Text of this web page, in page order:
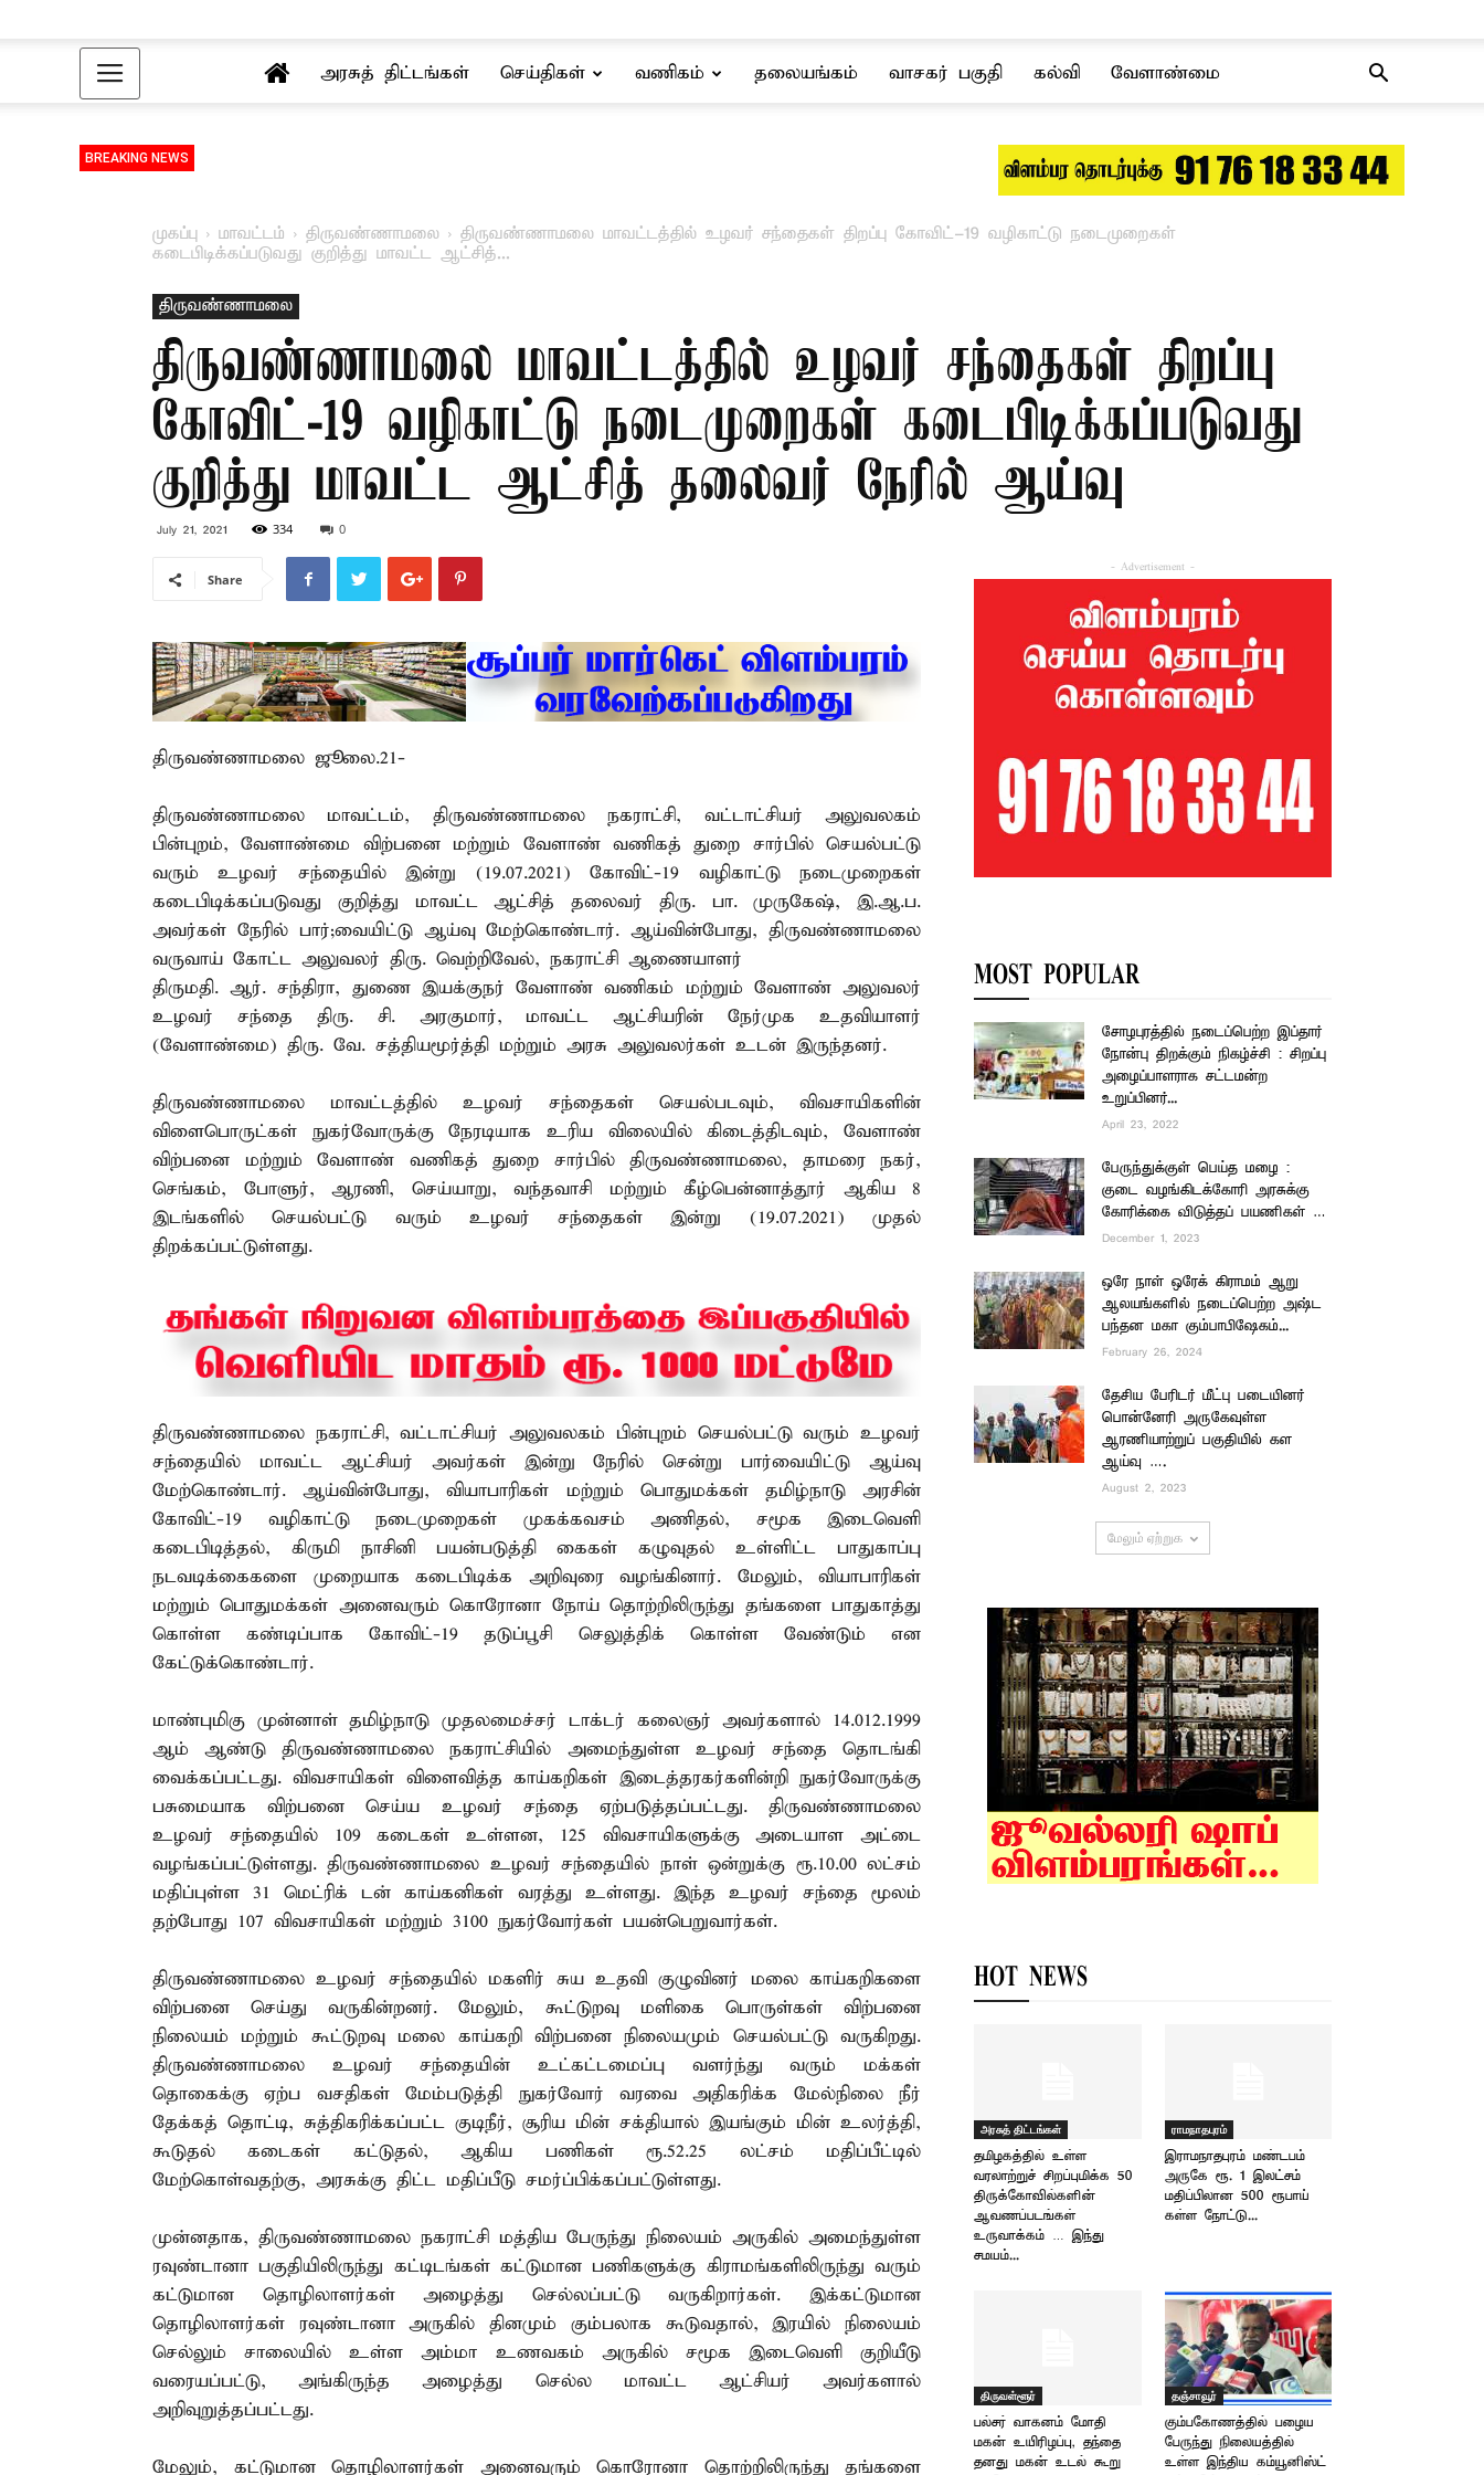
அரசுத் திட்டங்கள் செய்திகள் வணிகம் தலையங்கம் வாசகர் பகுதி கல்வி வேளாண்மை
BREAKING NEWS
முகப்பு மாவட்டம் திருவண்ணாமலை
திருவண்ணாமலை மாவட்டத்தில் உழவர் சந்தைகள் திறப்பு கோவிட்-19 வழிகாட்டு நடைமுறைகள்
கடைபிடிக்கப்படுவது குறித்து மாவட்ட ஆட்சித்...
திருவண்ணாமலை
திருவண்ணாமலை மாவட்டத்தில் உழவர் சந்தைகள் திறப்பு
கோவிட்-19 வழிகாட்டு நடைமுறைகள் கடைபிடிக்கப்படுவது
குறித்து மாவட்ட ஆட்சித் தலைவர் நேரில் ஆய்வு
July 21, 2021 334 0
Share
திருவண்ணாமலை ஜூலை.21-
திருவண்ணாமலை மாவட்டம், திருவண்ணாமலை நகராட்சி, வட்டாட்சியர் அலுவலகம்
பின்புறம், வேளாண்மை விற்பனை மற்றும் வேளாண் வணிகத் துறை சார்பில் செயல்பட்டு
வரும் உழவர் சந்தையில் இன்று (19.07.2021) கோவிட்-19 வழிகாட்டு நடைமுறைகள்
கடைபிடிக்கப்படுவது குறித்து மாவட்ட ஆட்சித் தலைவர் திரு. பா. முருகேஷ், இ.ஆ.ப.
அவர்கள் நேரில் பார்;வையிட்டு ஆய்வு மேற்கொண்டார். ஆய்வின்போது, திருவண்ணாமலை
வருவாய் கோட்ட அலுவலர் திரு. வெற்றிவேல், நகராட்சி ஆணையாளர்
திருமதி. ஆர். சந்திரா, துணை இயக்குநர் வேளாண் வணிகம் மற்றும் வேளாண் அலுவலர்
உழவர் சந்தை திரு. சி. அரகுமார், மாவட்ட ஆட்சியரின் நேர்முக உதவியாளர்
(வேளாண்மை) திரு. வே. சத்தியமூர்த்தி மற்றும் அரசு அலுவலர்கள் உடன் இருந்தனர்.
திருவண்ணாமலை மாவட்டத்தில் உழவர் சந்தைகள் செயல்படவும், விவசாயிகளின்
விளைபொருட்கள் நுகர்வோருக்கு நேரடியாக உரிய விலையில் கிடைத்திடவும், வேளாண்
விற்பனை மற்றும் வேளாண் வணிகத் துறை சார்பில் திருவண்ணாமலை, தாமரை நகர்,
செங்கம், போளுர், ஆரணி, செய்யாறு, வந்தவாசி மற்றும் கீழ்பென்னாத்தூர் ஆகிய 8
இடங்களில் செயல்பட்டு வரும் உழவர் சந்தைகள் இன்று (19.07.2021) முதல்
திறக்கப்பட்டுள்ளது.
திருவண்ணாமலை நகராட்சி, வட்டாட்சியர் அலுவலகம் பின்புறம் செயல்பட்டு வரும் உழவர்
சந்தையில் மாவட்ட ஆட்சியர் அவர்கள் இன்று நேரில் சென்று பார்வையிட்டு ஆய்வு
மேற்கொண்டார். ஆய்வின்போது, வியாபாரிகள் மற்றும் பொதுமக்கள் தமிழ்நாடு அரசின்
கோவிட்-19 வழிகாட்டு நடைமுறைகள் முகக்கவசம் அணிதல், சமூக இடைவெளி
கடைபிடித்தல், கிருமி நாசினி பயன்படுத்தி கைகள் கழுவுதல் உள்ளிட்ட பாதுகாப்பு
நடவடிக்கைகளை முறையாக கடைபிடிக்க அறிவுரை வழங்கினார். மேலும், வியாபாரிகள்
மற்றும் பொதுமக்கள் அனைவரும் கொரோனா நோய் தொற்றிலிருந்து தங்களை பாதுகாத்து
கொள்ள கண்டிப்பாக கோவிட்-19 தடுப்பூசி செலுத்திக் கொள்ள வேண்டும் என
கேட்டுக்கொண்டார்.
மாண்புமிகு முன்னாள் தமிழ்நாடு முதலமைச்சர் டாக்டர் கலைஞர் அவர்களால் 14.012.1999
ஆம் ஆண்டு திருவண்ணாமலை நகராட்சியில் அமைந்துள்ள உழவர் சந்தை தொடங்கி
வைக்கப்பட்டது. விவசாயிகள் விளைவித்த காய்கறிகள் இடைத்தரகர்களின்றி நுகர்வோருக்கு
பசுமையாக விற்பனை செய்ய உழவர் சந்தை ஏற்படுத்தப்பட்டது. திருவண்ணாமலை
உழவர் சந்தையில் 109 கடைகள் உள்ளன, 125 விவசாயிகளுக்கு அடையாள அட்டை
வழங்கப்பட்டுள்ளது. திருவண்ணாமலை உழவர் சந்தையில் நாள் ஒன்றுக்கு ரூ.10.00 லட்சம்
மதிப்புள்ள 31 மெட்ரிக் டன் காய்கனிகள் வரத்து உள்ளது. இந்த உழவர் சந்தை மூலம்
தற்போது 107 விவசாயிகள் மற்றும் 3100 நுகர்வோர்கள் பயன்பெறுவார்கள்.
திருவண்ணாமலை உழவர் சந்தையில் மகளிர் சுய உதவி குழுவினர் மலை காய்கறிகளை
விற்பனை செய்து வருகின்றனர். மேலும், கூட்டுறவு மளிகை பொருள்கள் விற்பனை
நிலையம் மற்றும் கூட்டுறவு மலை காய்கறி விற்பனை நிலையமும் செயல்பட்டு வருகிறது.
திருவண்ணாமலை உழவர் சந்தையின் உட்கட்டமைப்பு வளர்ந்து வரும் மக்கள்
தொகைக்கு ஏற்ப வசதிகள் மேம்படுத்தி நுகர்வோர் வரவை அதிகரிக்க மேல்நிலை நீர்
தேக்கத் தொட்டி, சுத்திகரிக்கப்பட்ட குடிநீர், சூரிய மின் சக்தியால் இயங்கும் மின் உலர்த்தி,
கூடுதல் கடைகள் கட்டுதல், ஆகிய பணிகள் ரூ.52.25 லட்சம் மதிப்பீட்டில்
மேற்கொள்வதற்கு, அரசுக்கு திட்ட மதிப்பீடு சமர்ப்பிக்கப்பட்டுள்ளது.
முன்னதாக, திருவண்ணாமலை நகராட்சி மத்திய பேருந்து நிலையம் அருகில் அமைந்துள்ள
ரவுண்டானா பகுதியிலிருந்து கட்டிடங்கள் கட்டுமான பணிகளுக்கு கிராமங்களிலிருந்து வரும்
கட்டுமான தொழிலாளர்கள் அழைத்து செல்லப்பட்டு வருகிறார்கள். இக்கட்டுமான
தொழிலாளர்கள் ரவுண்டானா அருகில் தினமும் கும்பலாக கூடுவதால், இரயில் நிலையம்
செல்லும் சாலையில் உள்ள அம்மா உணவகம் அருகில் சமூக இடைவெளி குறியீடு
வரையப்பட்டு, அங்கிருந்த அழைத்து செல்ல மாவட்ட ஆட்சியர் அவர்களால்
அறிவுறுத்தப்பட்டது.
மேலும், கட்டுமான தொழிலாளர்கள் அனைவரும் கொரோனா தொற்றிலிருந்து தங்களை
- Advertisement -
MOST POPULAR
சோழபுரத்தில் நடைப்பெற்ற இப்தார்
நோன்பு திறக்கும் நிகழ்ச்சி : சிறப்பு
அழைப்பாளராக சட்டமன்ற
உறுப்பினர்...
April 23, 2022
பேருந்துக்குள் பெய்த மழை :
குடை வழங்கிடக்கோரி அரசுக்கு
கோரிக்கை விடுத்தப் பயணிகள் …
December 1, 2023
ஒரே நாள் ஒரேக் கிராமம் ஆறு
ஆலயங்களில் நடைப்பெற்ற அஷ்ட
பந்தன மகா கும்பாபிஷேகம்...
February 26, 2024
தேசிய பேரிடர் மீட்பு படையினர்
பொன்னேரி அருகேவுள்ள
ஆரணியாற்றுப் பகுதியில் கள
ஆய்வு ….
August 2, 2023
மேலும் ஏற்றுக
HOT NEWS
அரசுத் திட்டங்கள்
தமிழகத்தில் உள்ள
வரலாற்றுச் சிறப்புமிக்க 50
திருக்கோவில்களின்
ஆவணப்படங்கள்
உருவாக்கம் … இந்து
சமயம்...
ராமநாதபுரம்
இராமநாதபுரம் மண்டபம்
அருகே ரூ. 1 இலட்சம்
மதிப்பிலான 500 ரூபாய்
கள்ள நோட்டு...
திருவள்ளூர்
பல்சர் வாகனம் மோதி
மகன் உயிரிழப்பு, தந்தை
தனது மகன் உடல் கூறு
தஞ்சாவூர்
கும்பகோணத்தில் பழைய
பேருந்து நிலையத்தில்
உள்ள இந்திய கம்யூனிஸ்ட்